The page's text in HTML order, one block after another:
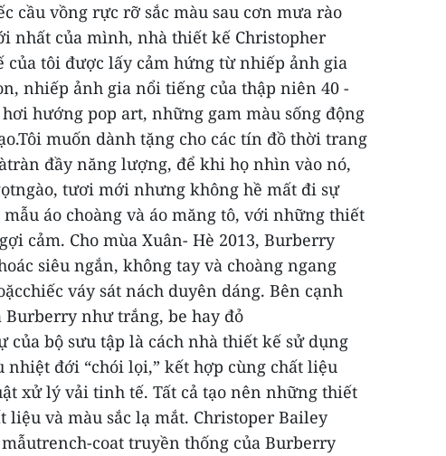
cầu vồng rực rỡ sắc màu sau cơn mưa rào
nhất của mình, nhà thiết kế Christopher
của tôi được lấy cảm hứng từ nhiếp ảnh gia
nhiếp ảnh gia nổi tiếng của thập niên 40 -
hướng pop art, những gam màu sống động
muốn dành tặng cho các tín đồ thời trang
đầy năng lượng, để khi họ nhìn vào nó,
tươi mới nhưng không hề mất đi sự
mẫu áo choàng và áo măng tô, với những thiết
cảm. Cho mùa Xuân- Hè 2013, Burberry
siêu ngắn, không tay và choàng ngang
váy sát nách duyên dáng. Bên cạnh
như trắng, be hay đỏ
bộ sưu tập là cách nhà thiết kế sử dụng
đới “chói lọi,” kết hợp cùng chất liệu
xử lý vải tinh tế. Tất cả tạo nên những thiết
và màu sắc lạ mắt. Christoper Bailey
coat truyền thống của Burberry